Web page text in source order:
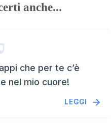
anche...
che per te c’è
nel mio cuore!
LEGGI